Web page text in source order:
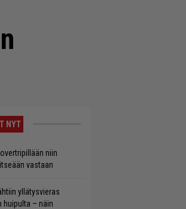
NYT
niin
vastaan
yllätysvieras
huipulta – näin